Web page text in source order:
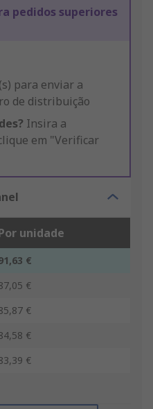
pedidos superiores
para enviar a
de distribuição
Insira a
em "Verificar
unidade
€
€
€
€
€